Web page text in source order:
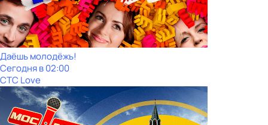
Даёшь молодёжь!
Сегодня в 02:00
СТС Love